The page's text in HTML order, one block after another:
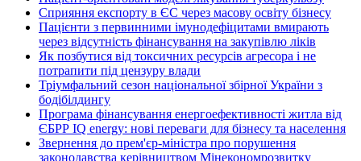
Сприяння експорту в ЄС через масову освіту бізнесу
Пацієнти з первинними імунодефіцитами вмирають
через відсутність фінансування на закупівлю ліків
Як позбутися від токсичних ресурсів агресора і не
потрапити під цензуру влади
Тріумфальний сезон національної збірної України з
бодібілдингу
Програма фінансування енергоефективності житла від
ЄБРР IQ energy: нові переваги для бізнесу та населення
Звернення до прем'єр-міністра про порушення
законодавства керівництвом Мінекономрозвитку